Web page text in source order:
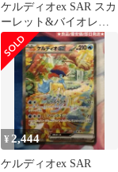
ケルディオex SAR スカ
ーレット&バイオレッ
ト 拡張パック ホワイト
フレア…
¥2,444
ケルディオex SAR